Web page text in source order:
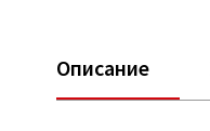
Описание